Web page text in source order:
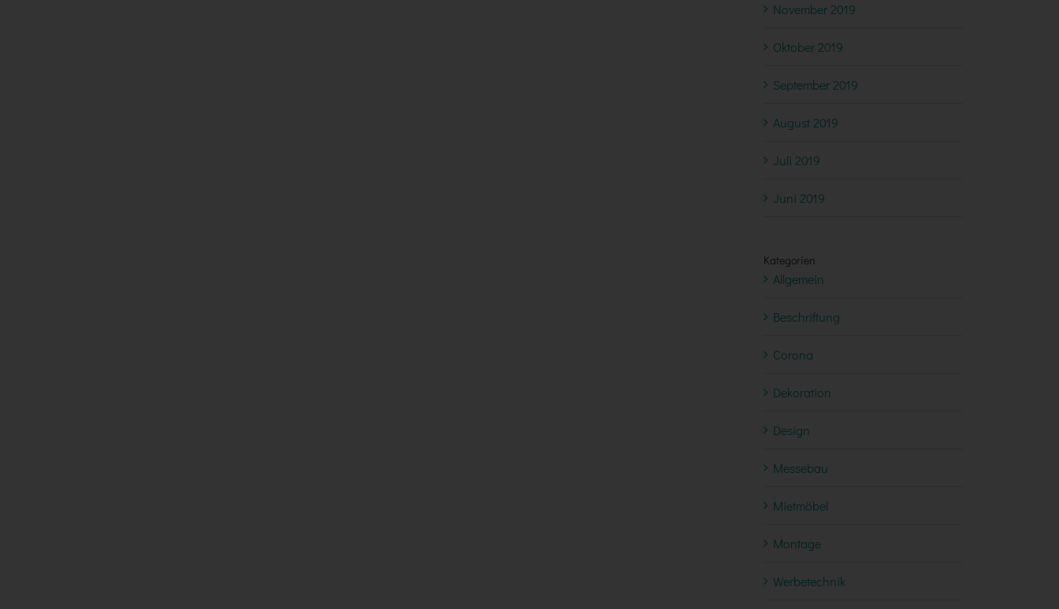
November 2019
Oktober 2019
September 2019
August 2019
Juli 2019
Juni 2019
Kategorien
Allgemein
Beschriftung
Corona
Dekoration
Design
Messebau
Mietmöbel
Montage
Werbetechnik